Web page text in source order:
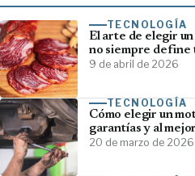
TECNOLOGÍA
El arte de elegir
no siempre define
9 de abril de 2026
TECNOLOGÍA
Cómo elegir un
garantías y al
20 de marzo de 2026